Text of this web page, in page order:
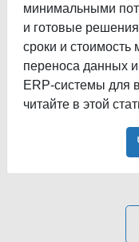
минимальными
и готовые
сроки и стоимость
переноса данных
ERP-системы для
читайте в этой